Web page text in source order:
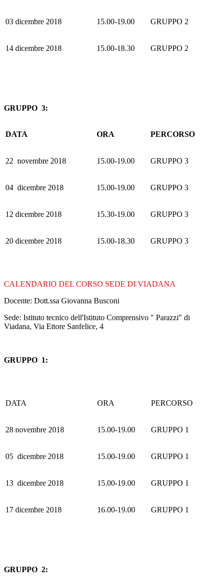
03 dicembre 2018 15.00-19.00 GRUPPO 2
14 dicembre 2018 15.00-18.30 GRUPPO 2
GRUPPO 3:
DATA ORA PERCORSO
22 novembre 2018 15.00-19.00 GRUPPO 3
04 dicembre 2018 15.00-19.00 GRUPPO 3
12 dicembre 2018 15.30-19.00 GRUPPO 3
20 dicembre 2018 15.00-18.30 GRUPPO 3
CALENDARIO DEL CORSO SEDE DI VIADANA
Docente: Dott.ssa Giovanna Busconi
Sede: Istituto tecnico dell'Istituto Comprensivo " Parazzi" di
Viadana, Via Ettore Sanfelice, 4
GRUPPO 1:
DATA ORA PERCORSO
28 novembre 2018 15.00-19.00 GRUPPO 1
05 dicembre 2018 15.00-19.00 GRUPPO 1
13 dicembre 2018 15.00-19.00 GRUPPO 1
17 dicembre 2018 16.00-19.00 GRUPPO 1
GRUPPO 2: